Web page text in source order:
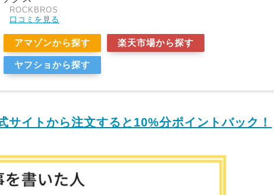
ROCKBROS
口コミを見る
アマゾンから探す 楽天市場から探す
ヤフショから探す
イトから注文すると10%分ポイントバック！